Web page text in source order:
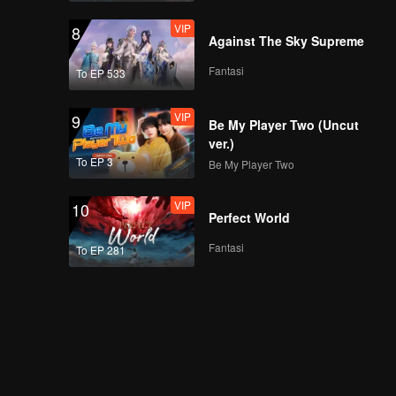
8
To EP 533
VIP
Against The Sky Supreme
Fantasi
9
To EP 3
VIP
Be My Player Two (Uncut
ver.)
Be My Player Two
10
To EP 281
VIP
Perfect World
Fantasi